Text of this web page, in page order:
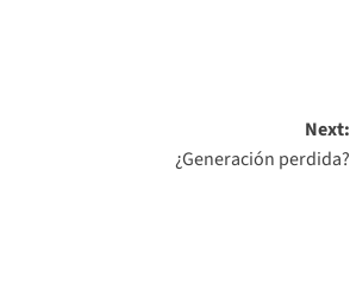
Next:
¿Generación perdida?